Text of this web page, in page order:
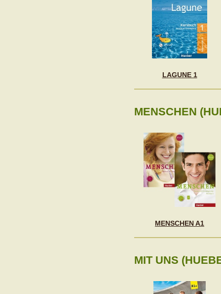
LAGUNE 1
MENSCHEN
MENSCHEN A1
MIT UNS